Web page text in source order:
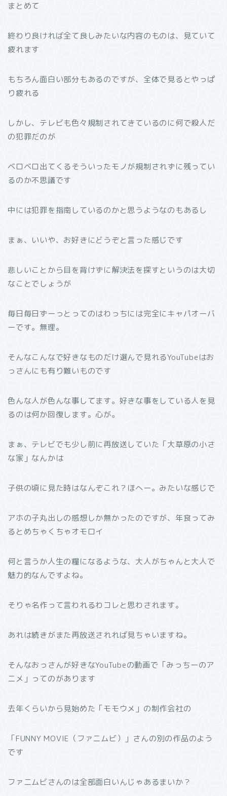
まとめて
終わり良ければ全て良しみたいな内容のものは、見ていて
疲れます
もちろん面白い部分もあるのですが、全体で見るとやっぱ
り疲れる
しかし、テレビも色々規制されてきているのに何で殺人だ
の犯罪だのが
ベロベロ出てくるそういったモノが規制されずに残ってい
るのか不思議です
中には犯罪を指南しているのかと思うようなのもあるし
まぁ、いいや、お好きにどうぞと言った感じです
悲しいことから目を背けずに解決法を探すというのは大切
なことでしょうが
毎日毎日ずーっとってのはわっちには完全にキャパオーバ
ーです。無理。
そんなこんなで好きなものだけ選んで見れるYouTubeはお
っさんにも有り難いものです
色んな人が色んな事してます。好きな事をしている人を見
るのは何か回復します。心が。
まぁ、テレビでも少し前に再放送していた「大草原の小さ
な家」なんかは
子供の頃に見た時はなんぞこれ？ほへー。みたいな感じで
アホの子丸出しの感想しか無かったのですが、年食ってみ
るとめちゃくちゃオモロイ
何と言うか人生の糧になるような、大人がちゃんと大人で
魅力的なんですよね。
そりゃ名作って言われるわコレと思わされます。
あれは続きがまた再放送されれば見ちゃいますね。
そんなおっさんが好きなYouTubeの動画で「みっちーのア
ニメ」ってのがあります
去年くらいから見始めた「モモウメ」の制作会社の
「FUNNY MOVIE（ファニムビ）」さんの別の作品のよう
です
ファニムビさんのは全部面白いんじゃあるまいか？